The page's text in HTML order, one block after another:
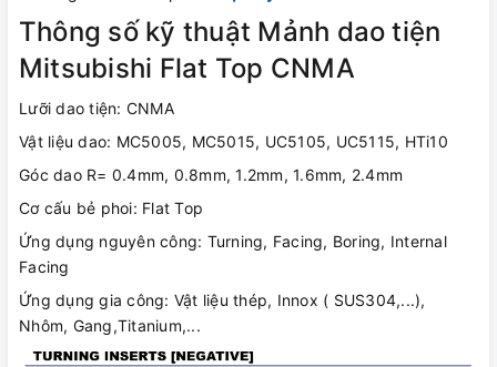
Thông số kỹ thuật Mảnh dao tiện
Mitsubishi Flat Top CNMA
Lưỡi dao tiện: CNMA
Vật liệu dao: MC5005, MC5015, UC5105, UC5115, HTi10
Góc dao R= 0.4mm, 0.8mm, 1.2mm, 1.6mm, 2.4mm
Cơ cấu bẻ phoi: Flat Top
Ứng dụng nguyên công: Turning, Facing, Boring, Internal
Facing
Ứng dụng gia công: Vật liệu thép, Innox ( SUS304,...),
Nhôm, Gang,Titanium,...